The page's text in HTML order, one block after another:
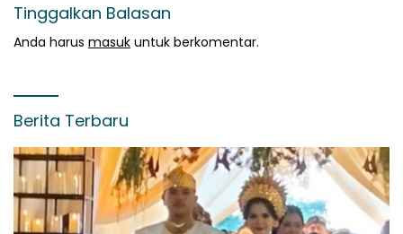
Tinggalkan Balasan
Anda harus masuk untuk berkomentar.
Berita Terbaru